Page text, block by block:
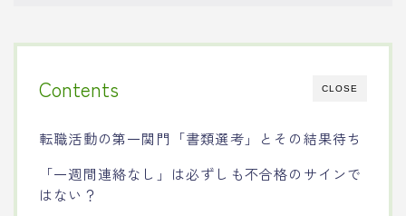
CLOSE
Contents
転職活動の第一関門「書類選考」とその結果待ち
「一週間連絡なし」は必ずしも不合格のサインで
はない？